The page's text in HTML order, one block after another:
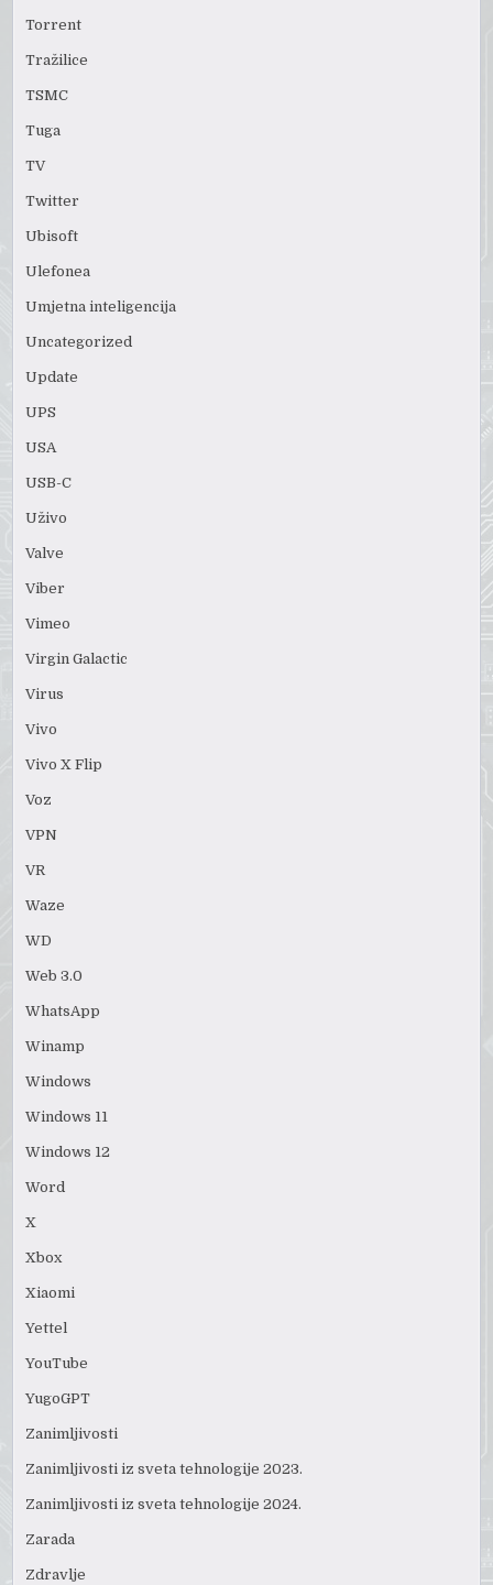
Torrent
Tražilice
TSMC
Tuga
TV
Twitter
Ubisoft
Ulefonea
Umjetna inteligencija
Uncategorized
Update
UPS
USA
USB-C
Uživo
Valve
Viber
Vimeo
Virgin Galactic
Virus
Vivo
Vivo X Flip
Voz
VPN
VR
Waze
WD
Web 3.0
WhatsApp
Winamp
Windows
Windows 11
Windows 12
Word
X
Xbox
Xiaomi
Yettel
YouTube
YugoGPT
Zanimljivosti
Zanimljivosti iz sveta tehnologije 2023.
Zanimljivosti iz sveta tehnologije 2024.
Zarada
Zdravlje